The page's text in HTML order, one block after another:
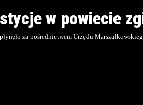
w powiecie
za pośrednictwem Urzędu